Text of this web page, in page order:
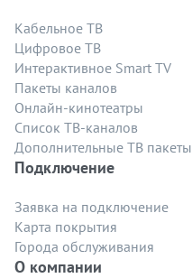
Кабельное ТВ
Цифровое ТВ
Интерактивное Smart TV
Пакеты каналов
Онлайн-кинотеатры
Список ТВ-каналов
Дополнительные ТВ пакеты
Подключение
Заявка на подключение
Карта покрытия
Города обслуживания
О компании